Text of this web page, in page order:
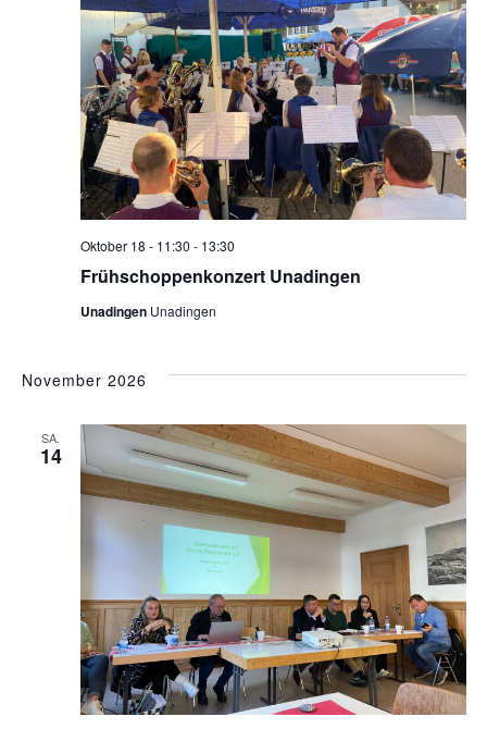
Frühschoppenkonzert Unadingen
Oktober 18 - 11:30 - 13:30
Unadingen Unadingen
November 2026
SA.
14